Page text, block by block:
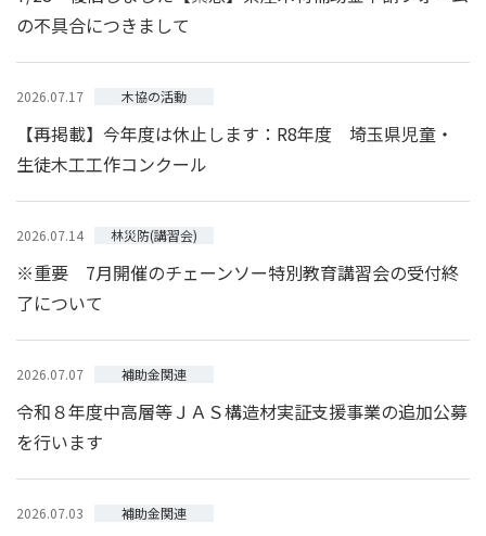
の不具合につきまして
2026.07.17 木協の活動
【再掲載】今年度は休止します：R8年度 埼玉県児童・
生徒木工工作コンクール
2026.07.14 林災防(講習会)
※重要 7月開催のチェーンソー特別教育講習会の受付終
了について
2026.07.07 補助金関連
令和８年度中高層等ＪＡＳ構造材実証支援事業の追加公募
を行います
2026.07.03 補助金関連